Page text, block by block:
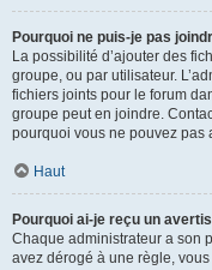
Pourquoi ne puis-je pas
La possibilité d’ajouter des
groupe, ou par utilisateur.
fichiers joints pour le forum
groupe peut en joindre.
pourquoi vous ne pouvez pas
Haut
Pourquoi ai-je reçu un
Chaque administrateur a son
avez dérogé à une règle,